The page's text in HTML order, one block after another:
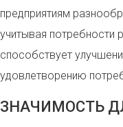
предприятиям
учитывая потребности
способствует
удовлетворению
ЗНАЧИМОСТЬ